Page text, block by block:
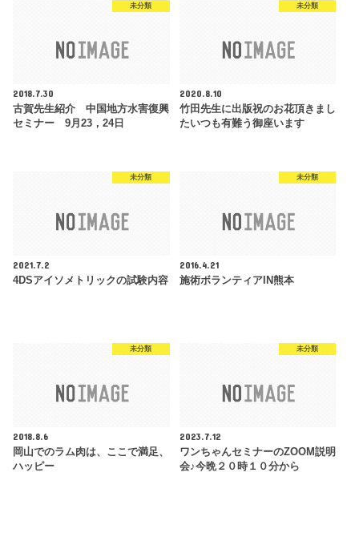
未分類
2018.7.30
古賀先生紹介 中国地方水害復興
セミナー 9月23，24日
未分類
2020.8.10
竹田先生に出版祝のお花頂きまし
たいつも有難う御座います
未分類
2021.7.2
4DSアイソメトリックの試験内容
未分類
2016.4.21
施術ボランティアIN熊本
未分類
2018.8.6
岡山でのラム肉は、ここで満足、
ハッピー
未分類
2023.7.12
ワンちゃんセミナーのZOOM説明
会♪今晩２０時１０分から